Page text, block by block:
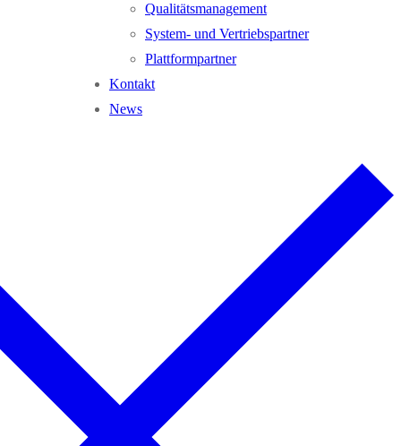
Qualitätsmanagement
System- und Vertriebspartner
Plattformpartner
Kontakt
News